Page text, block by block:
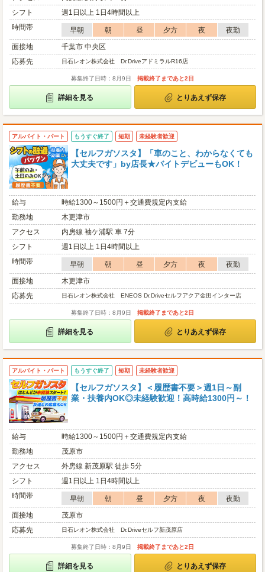
シフト
週1日以上 1日4時間以上
時間帯
早朝 朝 昼 夕方 夜
夜勤
面接地
千葉市 中央区
応募先
日石レオン株式会社 Dr.DriveアドミラルR16店
募集終了日時：8月9日 掲載終了まであと2日
詳細を見る とりあえず保存
アルバイト・パート もうすぐ終了 短期 未経験者歓迎
【セルフガソスタ】「車のこと、わからなくても
大丈夫です」by店長★バイトデビューもOK！
給与
時給1300～1500円＋交通費規定内支給
勤務地
木更津市
アクセス
内房線 袖ケ浦駅 車 7分
シフト
週1日以上 1日4時間以上
時間帯
早朝 朝 昼 夕方 夜
夜勤
面接地
木更津市
応募先
日石レオン株式会社 ENEOS Dr.Driveセルフアクア金田インター店
募集終了日時：8月9日 掲載終了まであと2日
詳細を見る とりあえず保存
アルバイト・パート もうすぐ終了 短期 未経験者歓迎
【セルフガソスタ】＜履歴書不要＞週1日～副
業・扶養内OK◎未経験歓迎！高時給1300円～！
給与
時給1300～1500円＋交通費規定内支給
勤務地
茂原市
アクセス
外房線 新茂原駅 徒歩 5分
シフト
週1日以上 1日4時間以上
時間帯
早朝 朝 昼 夕方 夜
夜勤
面接地
茂原市
応募先
日石レオン株式会社 Dr.Driveセルフ新茂原店
募集終了日時：8月9日 掲載終了まであと2日
詳細を見る とりあえず保存